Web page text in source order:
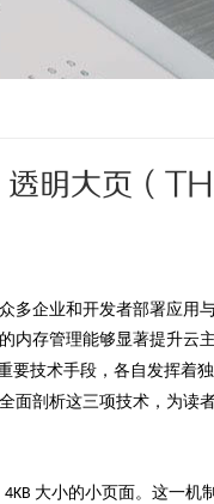
透明大页（
多企业和开发者部署应用
内存管理能够显著提升云
要技术手段，各自发挥着
面剖析这三项技术，为读
4KB 大小的小页面。这一机